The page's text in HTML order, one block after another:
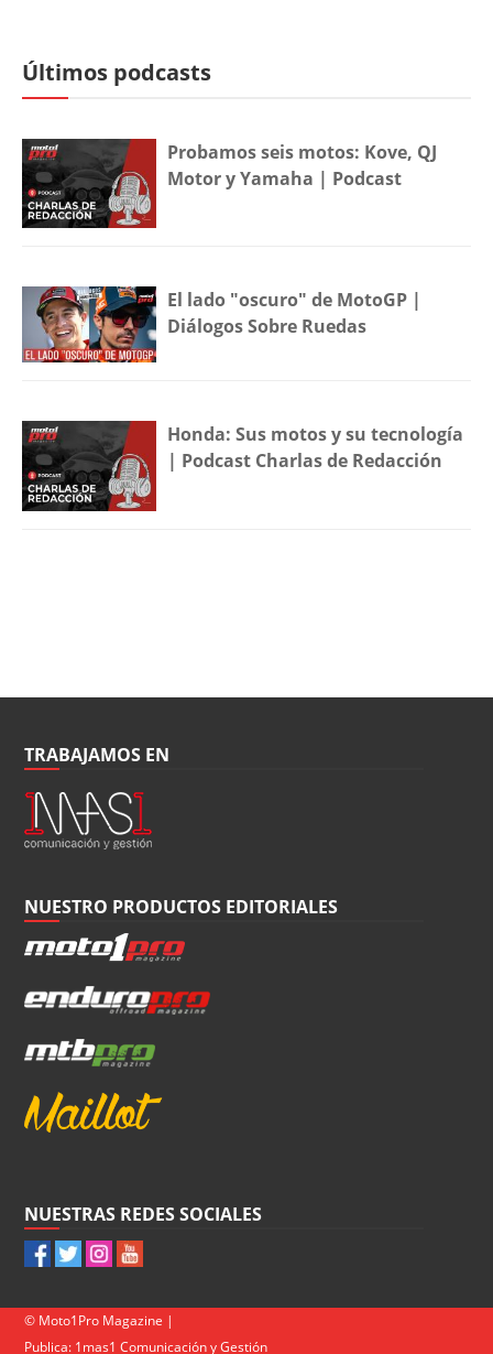
Últimos podcasts
Probamos seis motos: Kove, QJ
Motor y Yamaha | Podcast
El lado "oscuro" de MotoGP |
Diálogos Sobre Ruedas
Honda: Sus motos y su tecnología
| Podcast Charlas de Redacción
TRABAJAMOS EN
NUESTRO PRODUCTOS EDITORIALES
NUESTRAS REDES SOCIALES
© Moto1Pro Magazine |
Publica: 1mas1 Comunicación y Gestión